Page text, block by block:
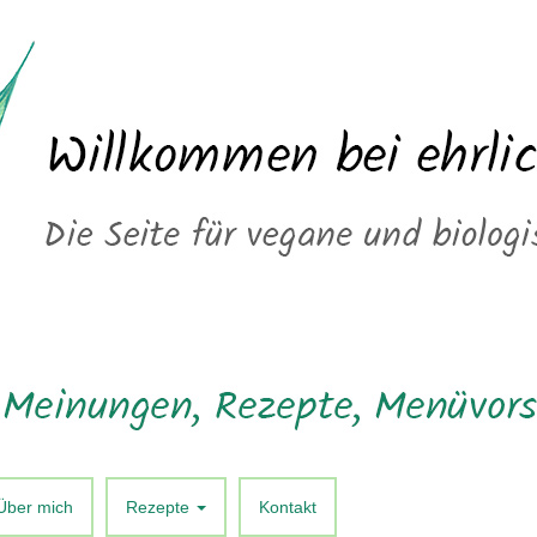
mich Rezepte Kontakt